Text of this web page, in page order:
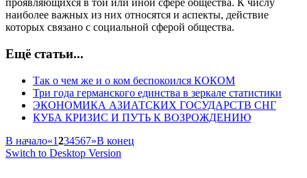
проявляющихся в той или иной сфере общества. К числу
наиболее важных из них относятся и аспекты, действие
которых связано с социальной сферой общества.
Ещё статьи...
Так о чем же и о ком беспокоился КОКОМ
Три года германского единства в зеркале статистики
ЭКОНОМИКА АЗИАТСКИХ ГОСУДАРСТВ СНГ
КУБА КРИЗИС И ПУТЬ К ВОЗРОЖДЕНИЮ
В начало«1234567»В конец
Switch to Desktop Version